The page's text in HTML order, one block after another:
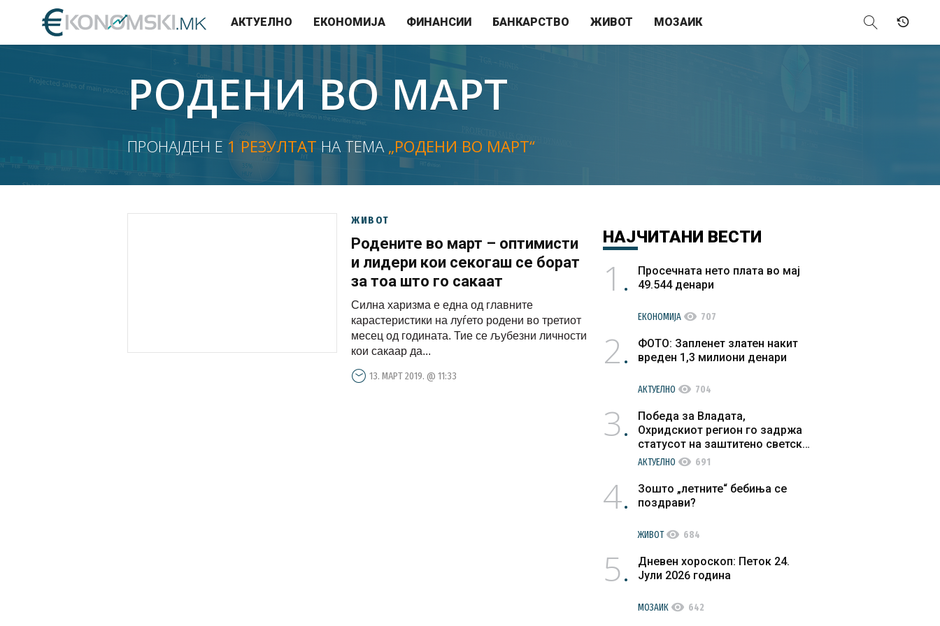
АКТУЕЛНО ЕКОНОМИЈА ФИНАНСИИ БАНКАРСТВО ЖИВОТ МОЗАИК
РОДЕНИ ВО МАРТ
ПРОНАЈДЕН Е 1 РЕЗУЛТАТ НА ТЕМА „РОДЕНИ ВО МАРТ“
ЖИВОТ
Родените во март – оптимисти
и лидери кои секогаш се борат
за тоа што го сакаат
Силна харизма е една од главните
карастеристики на луѓето родени во третиот
месец од годината. Тие се љубезни личности
кои сакаар да...
13. МАРТ 2019. @ 11:33
НАЈЧИТАНИ ВЕСТИ
1
Просечната нето плата во мај
49.544 денари
ЕКОНОМИЈА visibility 707
2
ФОТО: Запленет златен накит
вреден 1,3 милиони денари
АКТУЕЛНО visibility 704
3
Победа за Владата,
Охридскиот регион го задржа
статусот на заштитено светско
културно наследство
АКТУЕЛНО visibility 691
4
Зошто „летните“ бебиња се
поздрави?
ЖИВОТvisibility 684
5
Дневен хороскоп: Петок 24.
Јули 2026 година
МОЗАИК visibility 642